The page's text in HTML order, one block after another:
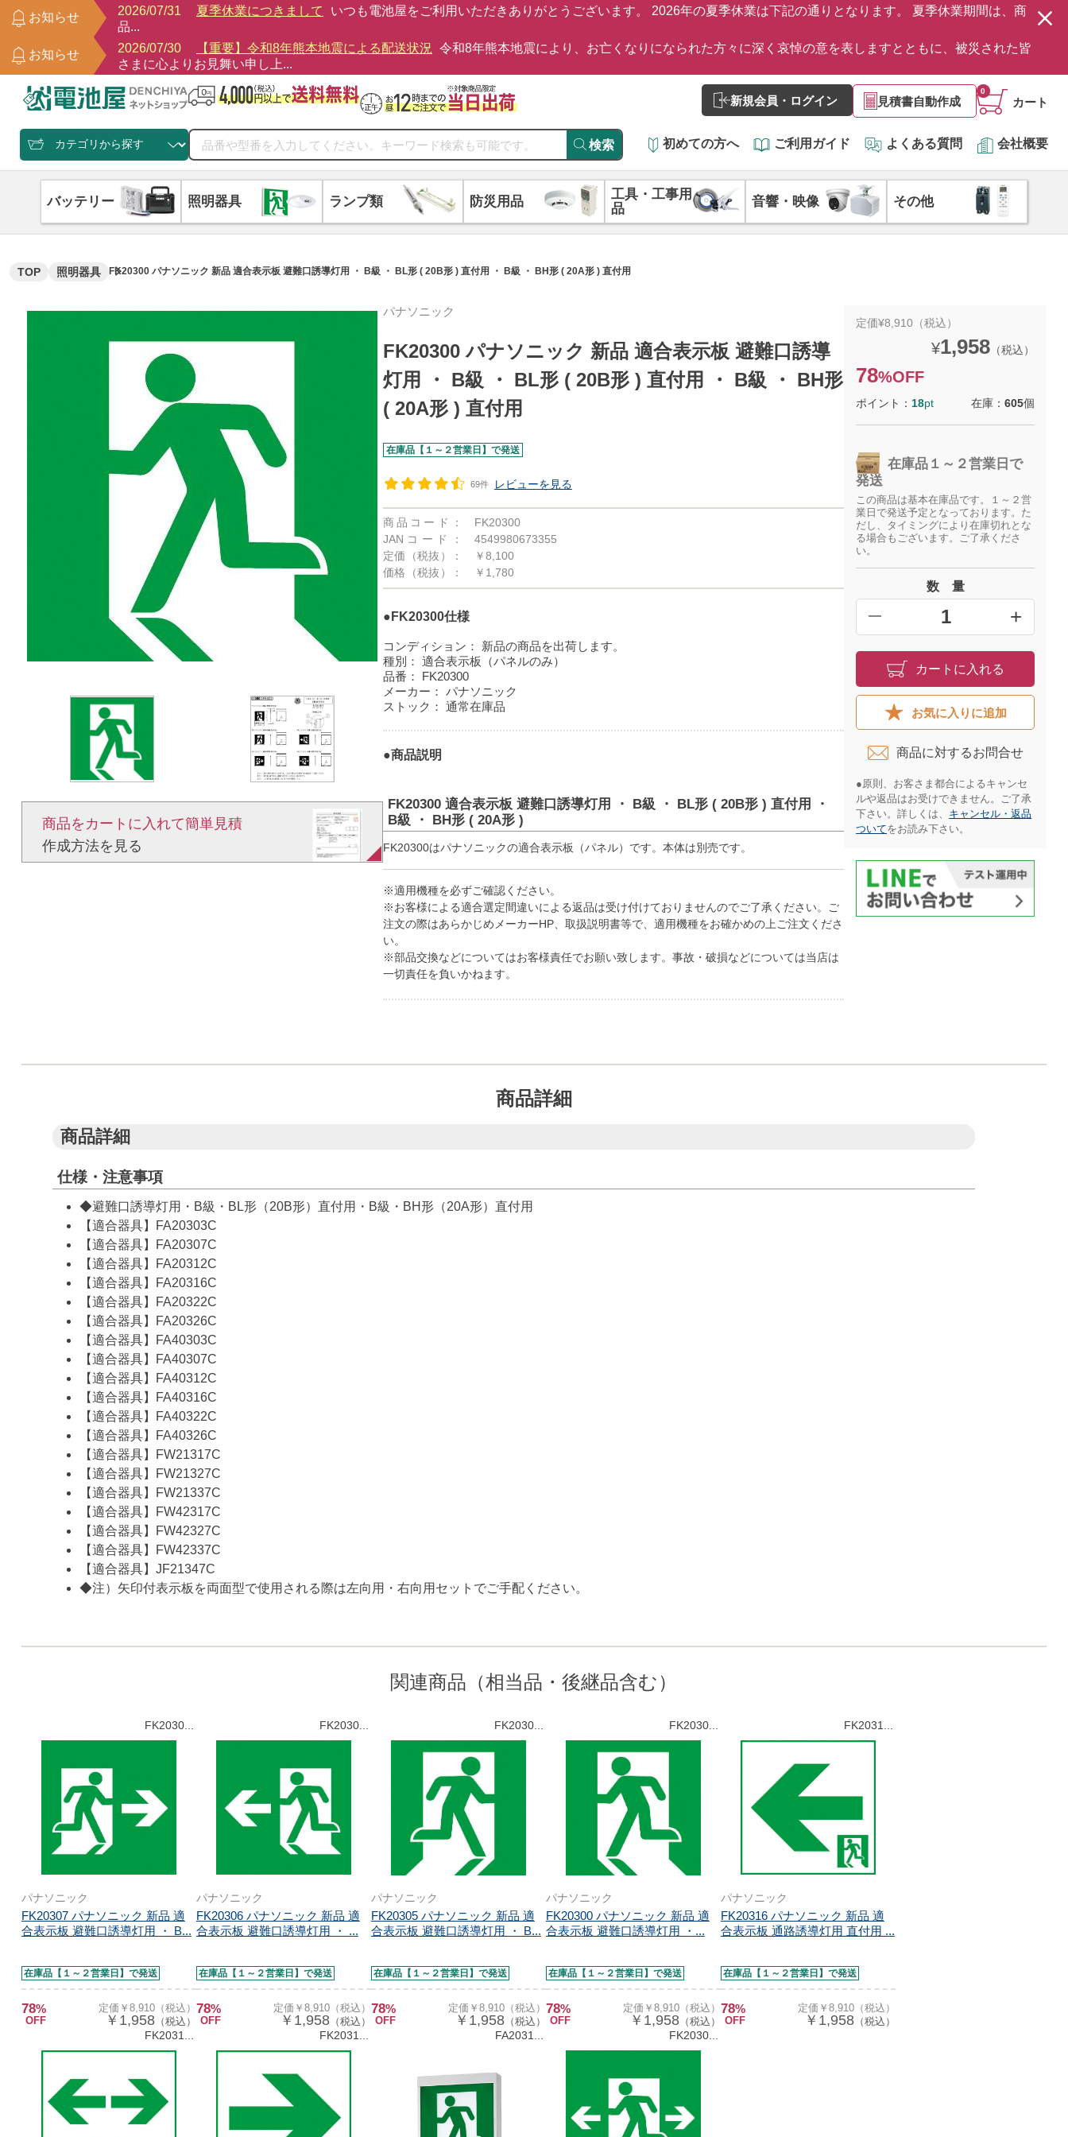
お知らせ
2026/07/31 夏季休業につきまして
いつも電池屋をご利用いただきありがとうございます。 2026年の夏季休業は下記の通りとなります。 夏季休業期間は、商
品...
お知らせ
2026/07/30 【重要】令和8年熊本地震による配送状況 令和8年熊本地震により、お亡くなりになられた方々に深く哀悼の意を表しますとともに、被災された皆
さまに心よりお見舞い申し上...
新規会員・ログイン 見積書自動作成 カート
0
検索 初めての方へ ご利用ガイド よくある質問 会社概要
バッテリー 照明器具 ランプ類 防災用品
工具・工事用
品
音響・映像 その他
TOP 照明器具 FK20300 パナソニック 新品 適合表示板 避難口誘導灯用 ・ B級 ・ BL形 ( 20B形 ) 直付用 ・ B級 ・ BH形 ( 20A形 ) 直付用
商品をカートに入れて簡単見積​
作成方法を見る​​
パナソニック
FK20300 パナソニック 新品 適合表示板 避難口誘導
灯用 ・ B級 ・ BL形 ( 20B形 ) 直付用 ・ B級 ・ BH形
( 20A形 ) 直付用
在庫品【１～２営業日】で発送
69件 レビューを見る
商品コード：
FK20300
JANコード：
4549980673355
定価（税抜）：
￥8,100
価格（税抜）：
￥1,780
●FK20300仕様
コンディション：
新品の商品を出荷します。
種別： 適合表示板（パネルのみ）
品番：
FK20300
メーカー： パナソニック
ストック： 通常在庫品
●商品説明
FK20300 適合表示板 避難口誘導灯用 ・ B級 ・ BL形 ( 20B形 ) 直付用 ・
B級 ・ BH形 ( 20A形 )
FK20300はパナソニックの適合表示板（パネル）です。本体は別売です。
※適用機種を必ずご確認ください。
※お客様による適合選定間違いによる返品は受け付けておりませんのでご了承ください。ご
注文の際はあらかじめメーカーHP、取扱説明書等で、適用機種をお確かめの上ご注文くださ
い。
※部品交換などについてはお客様責任でお願い致します。事故・破損などについては当店は
一切責任を負いかねます。
定価¥8,910（税込）
¥1,958 （税込）
78%OFF
ポイント： 18pt 在庫：605個
在庫品１～２営業日で
発送
この商品は基本在庫品です。１～２営
業日で発送予定となっております。た
だし、タイミングにより在庫切れとな
る場合もございます。ご了承くださ
い。
数 量
━ +
カートに入れる
お気に入りに追加
商品に対するお問合せ​
●原則、お客さま都合によるキャンセ
ルや返品はお受けできません。ご了承
下さい。詳しくは、 キャンセル・返品
ついてをお読み下さい。​
商品詳細
商品詳細
仕様・注意事項
◆避難口誘導灯用・B級・BL形（20B形）直付用・B級・BH形（20A形）直付用
【適合器具】FA20303C
【適合器具】FA20307C
【適合器具】FA20312C
【適合器具】FA20316C
【適合器具】FA20322C
【適合器具】FA20326C
【適合器具】FA40303C
【適合器具】FA40307C
【適合器具】FA40312C
【適合器具】FA40316C
【適合器具】FA40322C
【適合器具】FA40326C
【適合器具】FW21317C
【適合器具】FW21327C
【適合器具】FW21337C
【適合器具】FW42317C
【適合器具】FW42327C
【適合器具】FW42337C
【適合器具】JF21347C
◆注）矢印付表示板を両面型で使用される際は左向用・右向用セットでご手配ください。
関連商品（相当品・後継品含む）
FK2030...
パナソニック
FK20307 パナソニック 新品 適
合表示板 避難口誘導灯用 ・ B...
在庫品【１～２営業日】で発送
78%
OFF
定価￥8,910（税込）
￥1,958（税込）
FK2030...
パナソニック
FK20306 パナソニック 新品 適
合表示板 避難口誘導灯用 ・ ...
在庫品【１～２営業日】で発送
78%
OFF
定価￥8,910（税込）
￥1,958（税込）
FK2030...
パナソニック
FK20305 パナソニック 新品 適
合表示板 避難口誘導灯用 ・ B...
在庫品【１～２営業日】で発送
78%
OFF
定価￥8,910（税込）
￥1,958（税込）
FK2030...
パナソニック
FK20300 パナソニック 新品 適
合表示板 避難口誘導灯用 ・...
在庫品【１～２営業日】で発送
78%
OFF
定価￥8,910（税込）
￥1,958（税込）
FK2031...
パナソニック
FK20316 パナソニック 新品 適
合表示板 通路誘導灯用 直付用 ...
在庫品【１～２営業日】で発送
78%
OFF
定価￥8,910（税込）
￥1,958（税込）
FK2031... FK2031... FA2031... FK2030...